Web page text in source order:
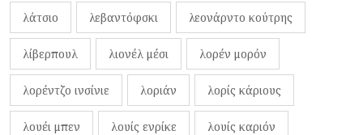
λάτσιο λεβαντόφσκι λεονάρντο κούτρης
λίβερπουλ λιονέλ μέσι λορέν μορόν
λορέντζο ινσίνιε λοριάν λορίς κάριους
λουέι μπεν λουίς ενρίκε λουίς καριόν